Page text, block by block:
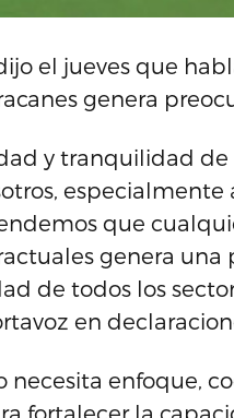
el jueves que
genera
y tranquilidad de
especialmente
que
genera una
de todos los
en
necesita enfoque,
fortalecer la